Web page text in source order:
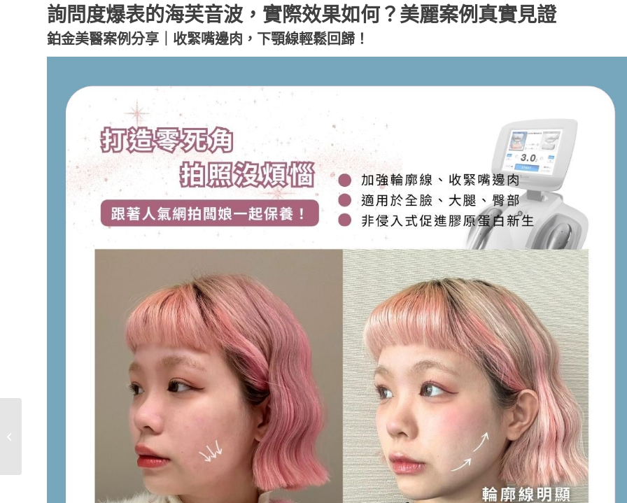
詢問度爆表的海芙音波，實際效果如何？美麗案例真實見證
鉑金美醫案例分享｜收緊嘴邊肉，下顎線輕鬆回歸！